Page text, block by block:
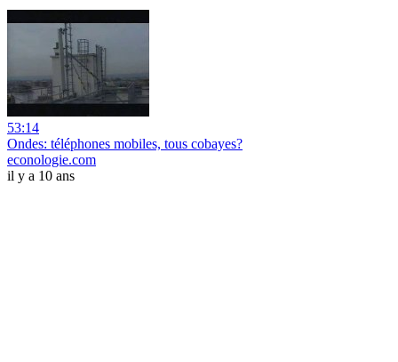
53:14
Ondes: téléphones mobiles, tous cobayes?
econologie.com
il y a 10 ans